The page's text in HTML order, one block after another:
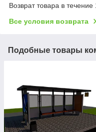
Возврат товара в
Все условия возврата
Подобные товары